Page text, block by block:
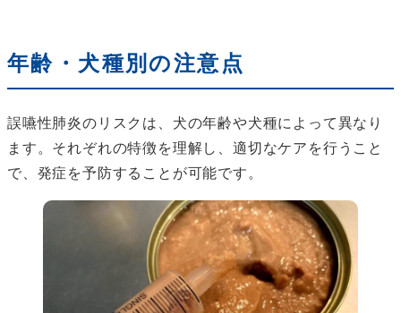
年齢・犬種別の注意点
誤嚥性肺炎のリスクは、犬の年齢や犬種によって異なり
ます。それぞれの特徴を理解し、適切なケアを行うこと
で、発症を予防することが可能です。